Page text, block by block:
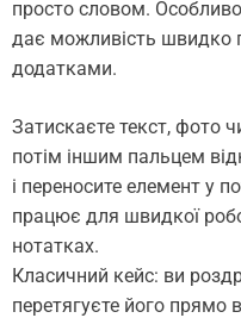
просто словом.
дає можливість швидко
додатками.
Затискаєте текст, фото
потім іншим пальцем
і переносите елемент у
працює для швидкої
нотатках.
Класичний кейс: ви
перетягуєте його прямо